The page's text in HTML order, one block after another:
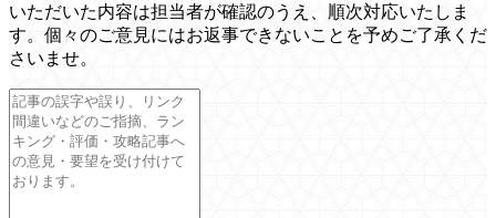
いただいた内容は担当者が確認のうえ、順次対応いたしま
す。個々のご意見にはお返事できないことを予めご了承くだ
さいませ。